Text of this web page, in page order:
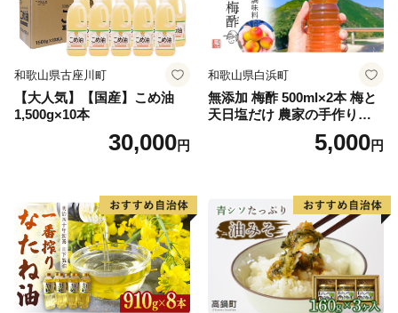
和歌山県古座川町
【大人気】【国産】こめ油
1,500g×10本
30,000円
和歌山県白浜町
無添加 梅酢 500ml×2本 梅と
天日塩だけ 農家の手作り完
5,000円